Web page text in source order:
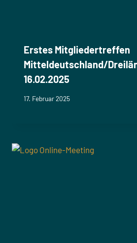
Erstes Mitgliedertreffen
Mitteldeutschland/
16.02.2025
17. Februar 2025